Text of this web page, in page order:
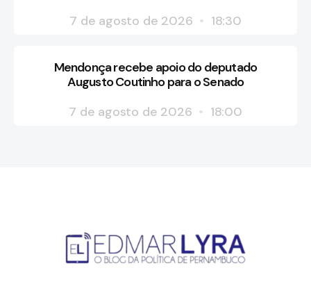
7 de agosto de 2026
18:30
Mendonça recebe apoio do deputado
Augusto Coutinho para o Senado
7 de agosto de 2026
18:00